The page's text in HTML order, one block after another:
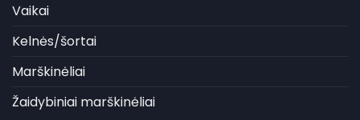
Vaikai
Kelnės/šortai
Marškinėliai
Žaidybiniai marškinėliai